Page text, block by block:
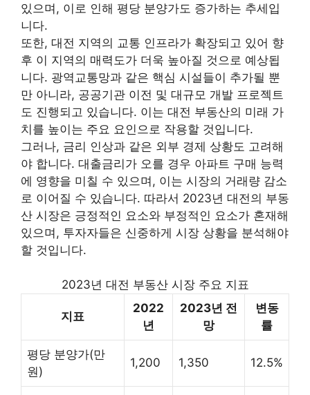
있으며, 이로 인해 평당 분양가도 증가하는 추세입
니다.
또한, 대전 지역의 교통 인프라가 확장되고 있어 향
후 이 지역의 매력도가 더욱 높아질 것으로 예상됩
니다. 광역교통망과 같은 핵심 시설들이 추가될 뿐
만 아니라, 공공기관 이전 및 대규모 개발 프로젝트
도 진행되고 있습니다. 이는 대전 부동산의 미래 가
치를 높이는 주요 요인으로 작용할 것입니다.
그러나, 금리 인상과 같은 외부 경제 상황도 고려해
야 합니다. 대출금리가 오를 경우 아파트 구매 능력
에 영향을 미칠 수 있으며, 이는 시장의 거래량 감소
로 이어질 수 있습니다. 따라서 2023년 대전의 부동
산 시장은 긍정적인 요소와 부정적인 요소가 혼재해
있으며, 투자자들은 신중하게 시장 상황을 분석해야
할 것입니다.
2023년 대전 부동산 시장 주요 지표
지표
2022
년
2023년 전
망
변동
률
평당 분양가(만
원)
1,200 1,350 12.5%